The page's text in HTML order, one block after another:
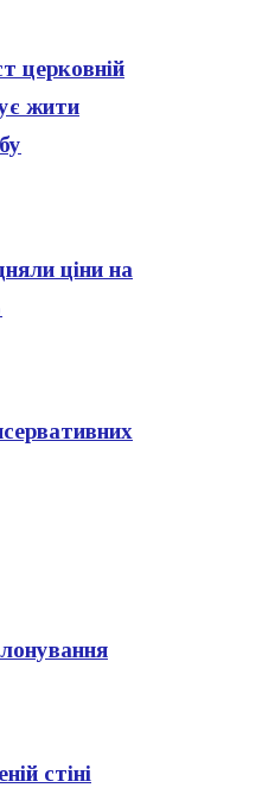
церковній
жити
ціни на
стіні